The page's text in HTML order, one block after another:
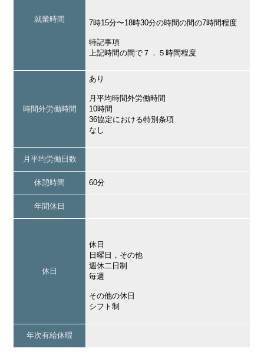
就業時間 7時15分〜18時30分の時間の間の7時間程度
特記事項
上記時間の間で７．５時間程度
時間外労働時間
あり
月平均時間外労働時間
10時間
36協定における特別条項
なし
月平均労働日数
休憩時間 60分
年間休日
休日
休日
日曜日，その他
週休二日制
毎週
その他の休日
シフト制
年次有給休暇